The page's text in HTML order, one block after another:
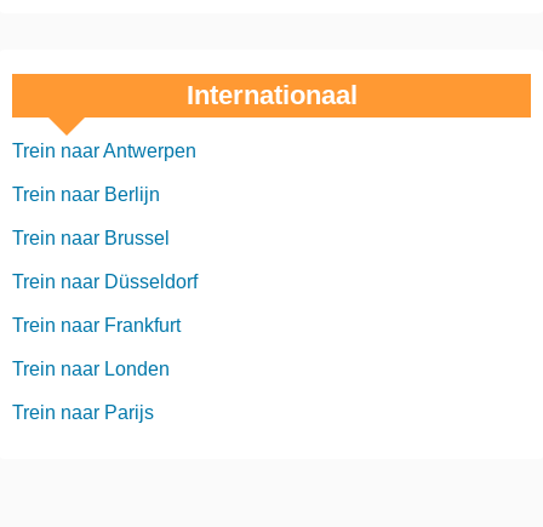
Internationaal
Trein naar Antwerpen
Trein naar Berlijn
Trein naar Brussel
Trein naar Düsseldorf
Trein naar Frankfurt
Trein naar Londen
Trein naar Parijs